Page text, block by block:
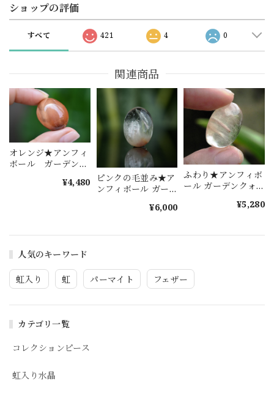
人気のキーワード
虹入り 虹 パーマイト フェザー
カテゴリ一覧
コレクションピース
虹入り水晶
ショップの評価
すべて 421 4 0
関連商品
オレンジ★アンフィ
ボール ガーデンク
¥4,480
ピンクの毛並み★ア
ンフィボール ガー
¥6,000
ふわり★アンフィボ
ール ガーデンクォ
¥5,280